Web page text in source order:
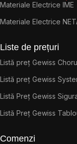
Materiale Electrice IME
Materiale Electrice
Liste de prețuri
Listă preț Gewiss
Listă preț Gewiss
Listă Preț Gewiss
Listă Preț Gewiss
Comenzi